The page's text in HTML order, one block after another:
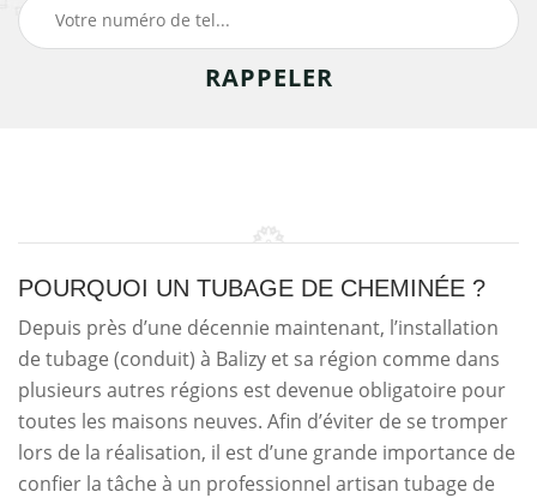
POURQUOI UN TUBAGE DE CHEMINÉE ?
Depuis près d’une décennie maintenant, l’installation
de tubage (conduit) à Balizy et sa région comme dans
plusieurs autres régions est devenue obligatoire pour
toutes les maisons neuves. Afin d’éviter de se tromper
lors de la réalisation, il est d’une grande importance de
confier la tâche à un professionnel artisan tubage de